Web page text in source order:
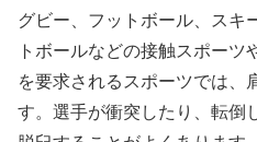
グビー、フットボール、スキ
トボールなどの接触スポーツ
を要求されるスポーツでは、
す。選手が衝突したり、転倒